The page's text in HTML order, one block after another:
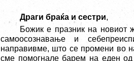
Драги браќа и сестри,
Божик е празник на новиот
самоосознавање и
направивме, што се промени во
сме помогнале барем на еден